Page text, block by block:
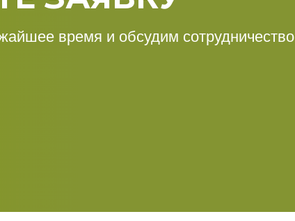
время и обсудим сотрудничество